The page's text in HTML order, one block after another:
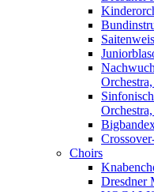
Choirs
Dresdner